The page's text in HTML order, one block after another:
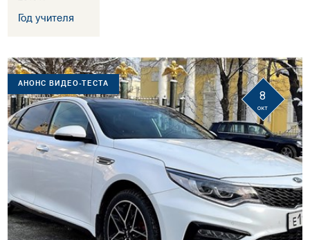
Год учителя
АНОНС ВИДЕО-ТЕСТА
8
окт